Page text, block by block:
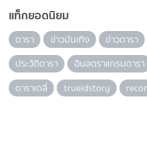
แท็กยอดนิยม
ดารา ข่าวบันเทิง ข่าวดารา
ประวัติดารา
อินสตราแกรมดารา
ดาราเดลี่
trueidstory